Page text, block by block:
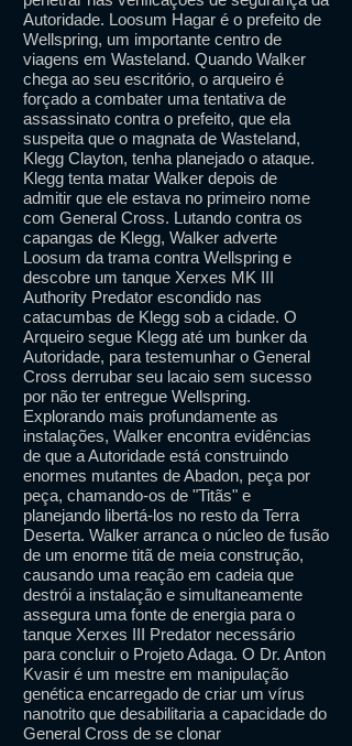
Autoridade. Loosum Hagar é o prefeito de
Wellspring, um importante centro de
viagens em Wasteland. Quando Walker
chega ao seu escritório, o arqueiro é
forçado a combater uma tentativa de
assassinato contra o prefeito, que ela
suspeita que o magnata de Wasteland,
Klegg Clayton, tenha planejado o ataque.
Klegg tenta matar Walker depois de
admitir que ele estava no primeiro nome
com General Cross. Lutando contra os
capangas de Klegg, Walker adverte
Loosum da trama contra Wellspring e
descobre um tanque Xerxes MK III
Authority Predator escondido nas
catacumbas de Klegg sob a cidade. O
Arqueiro segue Klegg até um bunker da
Autoridade, para testemunhar o General
Cross derrubar seu lacaio sem sucesso
por não ter entregue Wellspring.
Explorando mais profundamente as
instalações, Walker encontra evidências
de que a Autoridade está construindo
enormes mutantes de Abadon, peça por
peça, chamando-os de "Titãs" e
planejando libertá-los no resto da Terra
Deserta. Walker arranca o núcleo de fusão
de um enorme titã de meia construção,
causando uma reação em cadeia que
destrói a instalação e simultaneamente
assegura uma fonte de energia para o
tanque Xerxes III Predator necessário
para concluir o Projeto Adaga. O Dr. Anton
Kvasir é um mestre em manipulação
genética encarregado de criar um vírus
nanotrito que desabilitaria a capacidade do
General Cross de se clonar